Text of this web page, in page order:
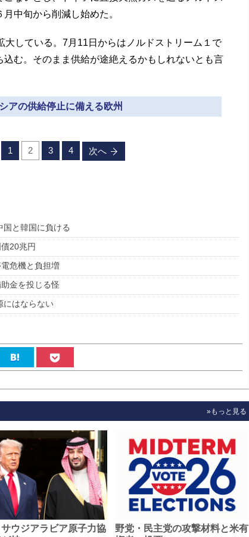
中旬から削減し始めた。
している。7月11日からはノルドストリーム１で
む。そのまま供給が途絶えるかもしれないとも言
アの供給停止に備える欧州
1 2 3 4 次へ
国と韓国に負ける
20兆円
危機と負担増
金を投じる怪
にはならない
»もっと見る
ウジアラビア原子力協
野党・民主党の攻撃材料と米有